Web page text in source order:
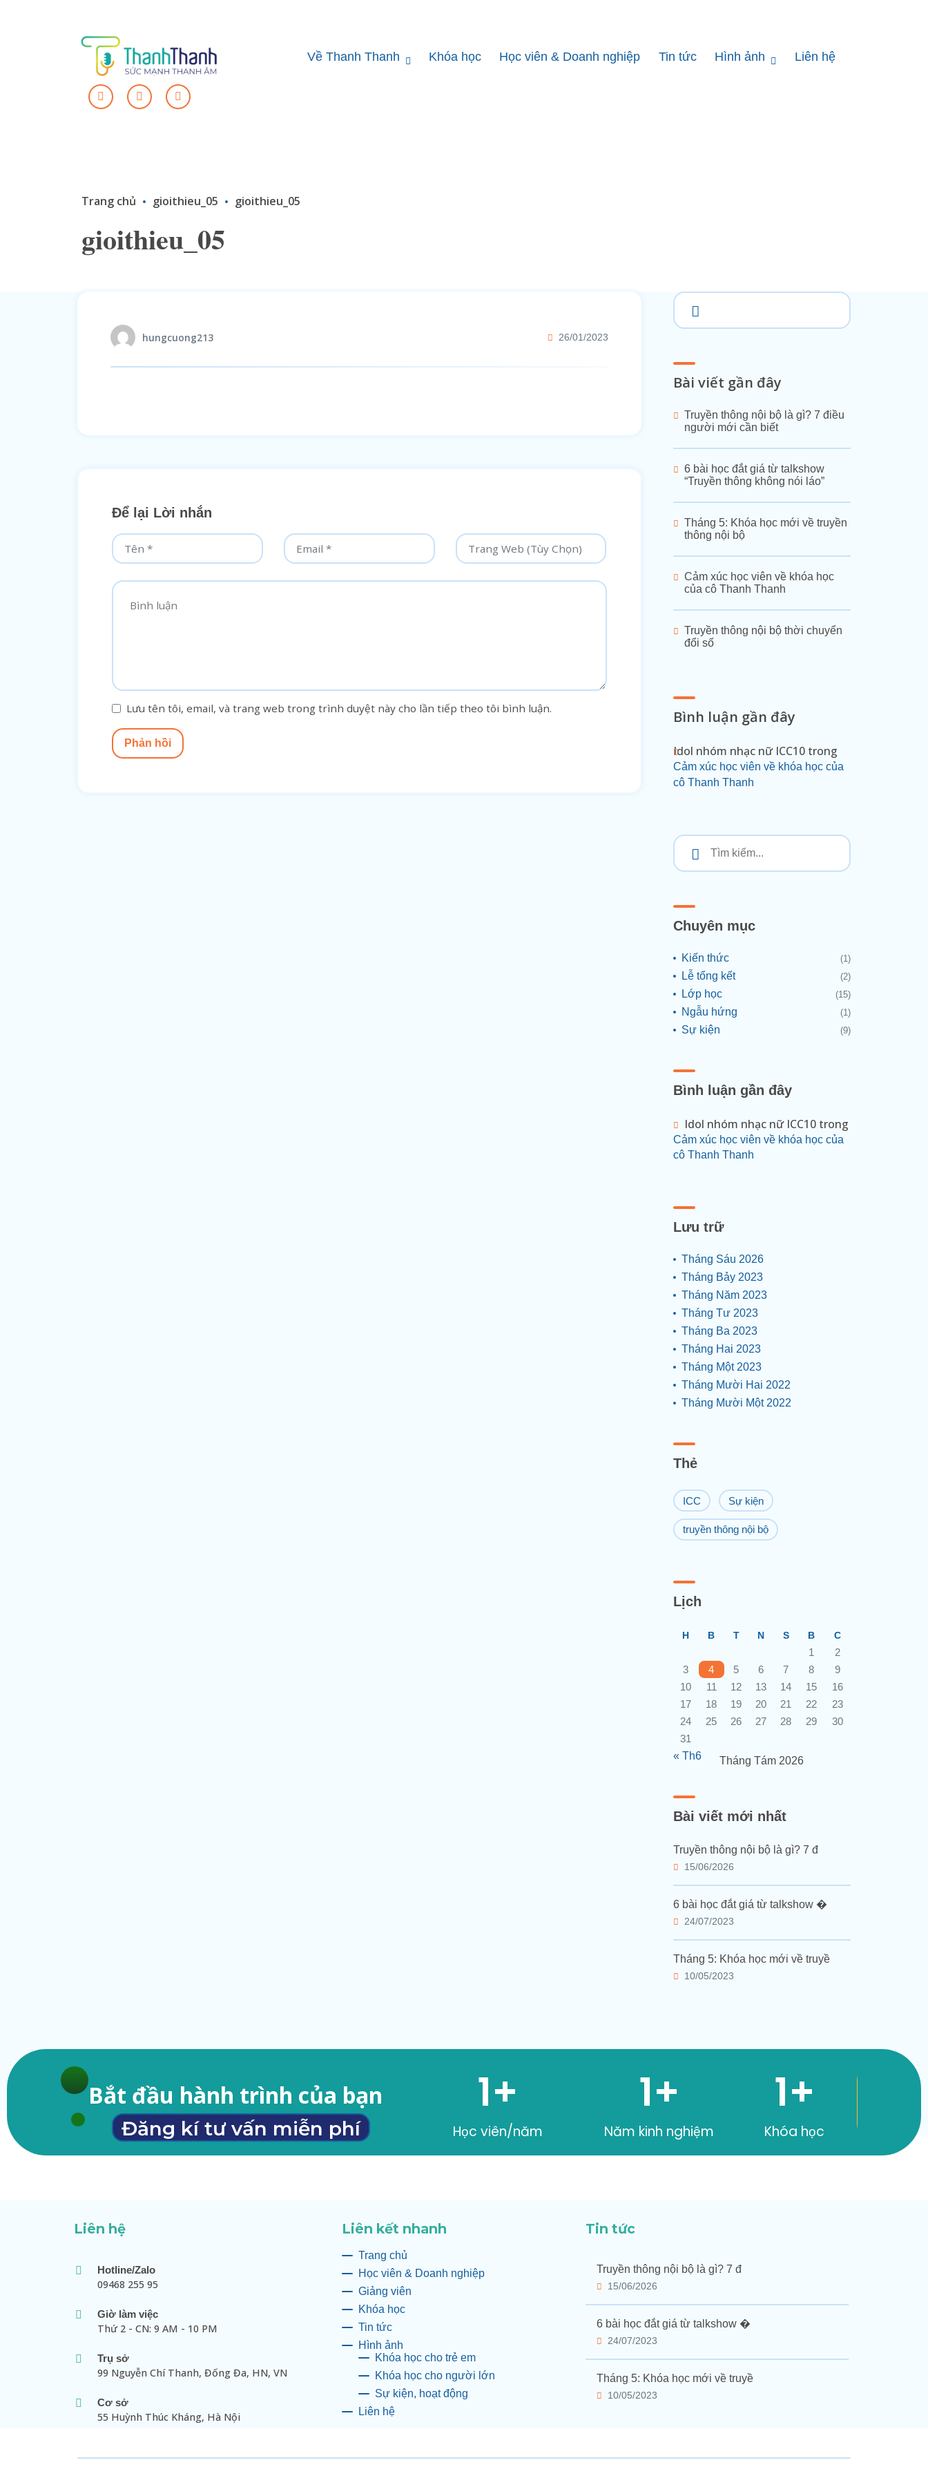
Về Thanh Thanh Khóa học Học viên & Doanh nghiệp Tin tức Hình ảnh Liên hệ
Trang chủ gioithieu_05 gioithieu_05
gioithieu_05
hungcuong213 26/01/2023
Để lại Lời nhắn
Lưu tên tôi, email, và trang web trong trình duyệt này cho lần tiếp theo tôi bình luận.
Phản hồi
Bài viết gần đây
Truyền thông nội bộ là gì? 7 điều
người mới cần biết
6 bài học đắt giá từ talkshow
“Truyền thông không nói láo”
Tháng 5: Khóa học mới về truyền
thông nội bộ
Cảm xúc học viên về khóa học
của cô Thanh Thanh
Truyền thông nội bộ thời chuyển
đổi số
Bình luận gần đây
Idol nhóm nhạc nữ ICC10trong
Cảm xúc học viên về khóa học của
cô Thanh Thanh
Chuyên mục
Kiến thức (1)
Lễ tổng kết (2)
Lớp học (15)
Ngẫu hứng (1)
Sự kiện (9)
Bình luận gần đây
Idol nhóm nhạc nữ ICC10trong
Cảm xúc học viên về khóa học của
cô Thanh Thanh
Lưu trữ
Tháng Sáu 2026
Tháng Bảy 2023
Tháng Năm 2023
Tháng Tư 2023
Tháng Ba 2023
Tháng Hai 2023
Tháng Một 2023
Tháng Mười Hai 2022
Tháng Mười Một 2022
Thẻ
ICC Sự kiện
truyền thông nội bộ
Lịch
Tháng Tám 2026
H B T N S B C
1
2
3
4 5 6 7 8
9
10
11 12 13 14 15
16
17
18 19 20 21 22
23
24
25 26 27 28 29
30
31
« Th6
Bài viết mới nhất
Truyền thông nội bộ là gì? 7 đ
15/06/2026
6 bài học đắt giá từ talkshow �
24/07/2023
Tháng 5: Khóa học mới về truyề
10/05/2023
Bắt đầu hành trình của bạn
Đăng kí tư vấn miễn phí
1+
Học viên/năm
1+
Năm kinh nghiệm
1+
Khóa học
Liên hệ
Hotline/Zalo
09468 255 95
Giờ làm việc
Thứ 2 - CN: 9 AM - 10 PM
Trụ sở
99 Nguyễn Chí Thanh, Đống Đa, HN, VN
Cơ sở
55 Huỳnh Thúc Kháng, Hà Nội
Liên kết nhanh
Trang chủ
Học viên & Doanh nghiệp
Giảng viên
Khóa học
Tin tức
Hình ảnh
Khóa học cho trẻ em
Khóa học cho người lớn
Sự kiện, hoạt động
Liên hệ
Tin tức
Truyền thông nội bộ là gì? 7 đ
15/06/2026
6 bài học đắt giá từ talkshow �
24/07/2023
Tháng 5: Khóa học mới về truyề
10/05/2023